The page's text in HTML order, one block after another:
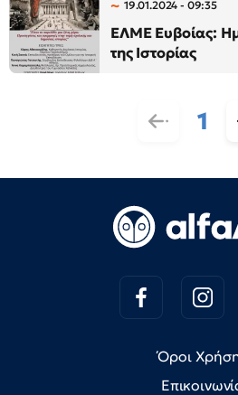
19.01.2024 - 09:35
ΕΛΜΕ Ευβοίας:
της Ιστορίας
1
Όροι